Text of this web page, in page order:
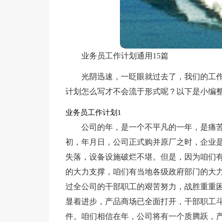
业务员工作计划通用15篇
光阴迅速，一眨眼就过去了，我们的工
计划怎么写才不会流于形式呢？以下是小编
业务员工作计划1
公司的年，是一个不平凡的一年，是痛
初，年月日，公司正式购并原厂之时，企业
失落，设备设施破烂不堪。但是，因为咱们
的大力支撑，咱们有当地各级政府部门的大
过全公司的干部职工的艰苦努力，战胜重重
显着进步，产品商场已全面打开，干部职工
件。咱们相信在年，公司将有一个质腾跃，